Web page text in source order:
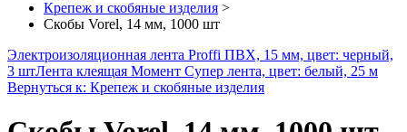
Крепеж и скобяные изделия >
Скобы Vorel, 14 мм, 1000 шт
Электроизоляционная лента Proffi ПВХ, 15 мм, цвет: черный,
3 штЛента клеящая Момент Супер лента, цвет: белый, 25 м
Вернуться к: Крепеж и скобяные изделия